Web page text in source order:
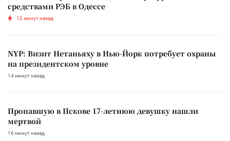
средствами РЭБ в Одессе
12 минут назад
NYP: Визит Нетаньяху в Нью-Йорк потребует охраны
на президентском уровне
14 минут назад
Пропавшую в Пскове 17-летнюю девушку нашли
мертвой
16 минут назад